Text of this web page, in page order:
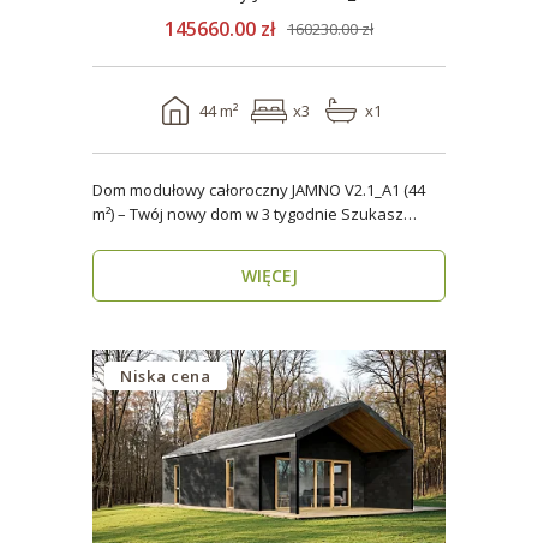
145660.00 zł 160230.00 zł
44 m² x3 x1
Dom modułowy całoroczny JAMNO V2.1_A1 (44
m²) – Twój nowy dom w 3 tygodnie Szukasz
WIĘCEJ
Niska cena